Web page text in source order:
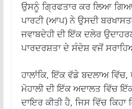
ਉਸਨੂੰ ਗ੍ਰਿਫਤਾਰ ਕਰ ਲਿਆ
ਪਾਰਟੀ (ਆਪ) ਨੇ ਉਸਦੀ
ਜਵਾਬਦੇਹੀ ਦੀ ਇੱਕ ਦਲੇਰ
ਪਾਰਦਰਸ਼ਤਾ ਦੇ ਸੰਦੇਸ਼ ਵਜੋਂ
ਹਾਲਾਂਕਿ, ਇੱਕ ਵੱਡੇ ਬਦਲਾਅ
ਮੋਹਾਲੀ ਦੀ ਇੱਕ ਅਦਾਲਤ ਵਿੱਚ
ਦਾਇਰ ਕੀਤੀ ਹੈ, ਜਿਸ ਵਿੱਚ